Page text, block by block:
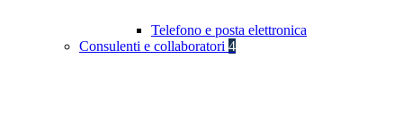
Telefono e posta elettronica
Consulenti e collaboratori 4